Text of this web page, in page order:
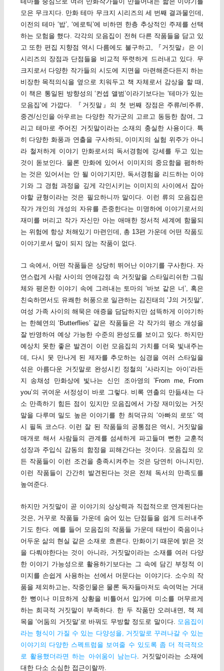
모은 무크지다. 만화 테마 무크지 시리즈의 세 번째 결과물인데,
이전의 테마 ‘밥’, ‘에로틱’에 비하면 한층 추상적인 주제를 선택
하는 모험을 했다. 각각의 모음집이 전혀 다른 작품들을 담고 있
고 또한 편집 지향점 역시 다름에도 불구하고, 『거짓말』은 이
시리즈의 장점과 단점들을 비교적 뚜렷하게 드러내고 있다. 무
크지로서 다양한 작가들의 시도에 지면을 마련해준다든지 하는
비장한 목적의식을 옆으로 치워두고 책 자체로서 감상을 할 때,
이 책은 통일된 방향성의 ‘컨셉 앨범’이라기보다는 ‘테마가 있는
모음집’에 가깝다. 『거짓말』의 첫 번째 장점은 주류/비주류,
중견/신인을 아우르는 다양한 작가군의 고르고 동등한 참여, 그
리고 테마로 주어진 거짓말이라는 소재의 충실한 사용이다. 특
히 다양한 화풍과 연출을 구사하되, 이미지의 실험 위주가 아니
라 철저하게 이야기 만화로서의 독서경험에 강세를 두고 있는
것이 돋보인다. 물론 만화에 있어서 이미지의 중요함을 폄하하
는 것은 있어서는 안 될 이야기지만, 독서경험을 리드하는 이야
기와 그 경험 과정을 깊게 각인시키는 이미지의 사이에서 잡아
야할 균형이라는 것은 필요하니까 말이다. 이런 류의 모음집은
작가 개인의 개성의 자유를 존중한다는 미명하에 이야기로서의
재미를 버리고 작가 자신만 아는 애매한 정서적 세계에 함몰되
는 위험에 항상 처해있기 마련인데, 총 13편 가운데 어떤 작품도
이야기로서 말이 되지 않는 작품이 없다.
그 속에서, 어떤 작품들은 상당히 뛰어난 이야기를 구사한다. 자
연스럽게 사람 사이의 연애감정 속 거짓말을 스타일리쉬한 그림
체와 평온한 이야기 속에 그려내는 토마의 ‘바보 같은 너’, 혹은
친숙하면서도 유쾌한 허풍으로 일관하는 김진태의 ‘J의 거짓말’,
여성 가족 사이의 해묵은 애증을 담담하지만 섬뜩하게 이야기하
는 한혜연의 ‘Butterflies’ 같은 작품들은 각 작가의 평소 개성을
잘 반영하여 예상 가능한 수준의 완성도를 보이고 있다. 하지만
예상치 못한 좋은 발견이 이런 모음집의 가치를 더욱 빛내주는
데, 다시 못 만나게 된 제자를 추모하는 심경을 여러 스타일을
섞은 아름다운 거짓말로 완성시킨 정철의 ’사라지는 아이‘라든
지 송채성 만화상에 빛나는 신인 조아영의 ’From me, From
you’의 귀여운 서정성이 바로 그렇다. 비록 연출의 만듦새는 다
소 만족하기 힘든 점이 있지만 모음집에서 가장 재미있는 거짓
말을 다루며 밀도 높은 이야기를 한 최덕규의 ‘아빠의 로또’ 역
시 필독 코스다. 이런 잘 된 작품들의 공통점은 역시, 거짓말을
매개로 해서 사람들의 관계를 섬세하게 파고들며 뻔한 교훈적
성장과 주입식 감동의 함정을 피해간다는 것이다. 모음집의 모
든 작품들이 이런 조건을 충족시켜주는 것은 당연히 아니지만,
이런 작품들이 간간히 발견된다는 것은 전체 독서의 만족도를
높여준다.
하지만 거짓말이 곧 이야기의 상상력과 직접적으로 연계된다는
것은, 거꾸로 작품들 가운데 숨어 있는 단점들을 쉽게 드러내주
기도 한다. 예를 들어 모음집의 작품들 가운데 태반이 죽음이나
어두운 삶의 현실 같은 소재로 흐른다. 만화이기 때문에 밝은 것
을 다뤄야한다는 것이 아니라, 거짓말이라는 소재를 여러 다양
한 이야기 가능성으로 활용하기보다는 그 속에 담긴 부정적 이
미지를 손쉽게 사용하는 선에서 머문다는 이야기다. 소수의 작
품을 제외하고는, 작중인물은 물론 독자들마저도 속여먹는 거대
한 뻥이나 미묘하게 상황을 비틀어서 입가에 미소를 머무르게
하는 희극적 거짓말이 부족하다. 한 두 작품만 오려내면, 책 제
목을 ‘어둠의 거짓말’로 바꿔도 무방할 정도로 말이다. 모음집이
라는 형식이 가질 수 있는 다양성을, 거짓말로 꾸려나갈 수 있는
이야기의 다양한 스펙트럼을 보여줄 수 있도록 좀 더 적극적으
로 활용했더라면 하는 아쉬움이 남는다. 거짓말이라는 소재에
대한 다소 소심한 접근이랄까.